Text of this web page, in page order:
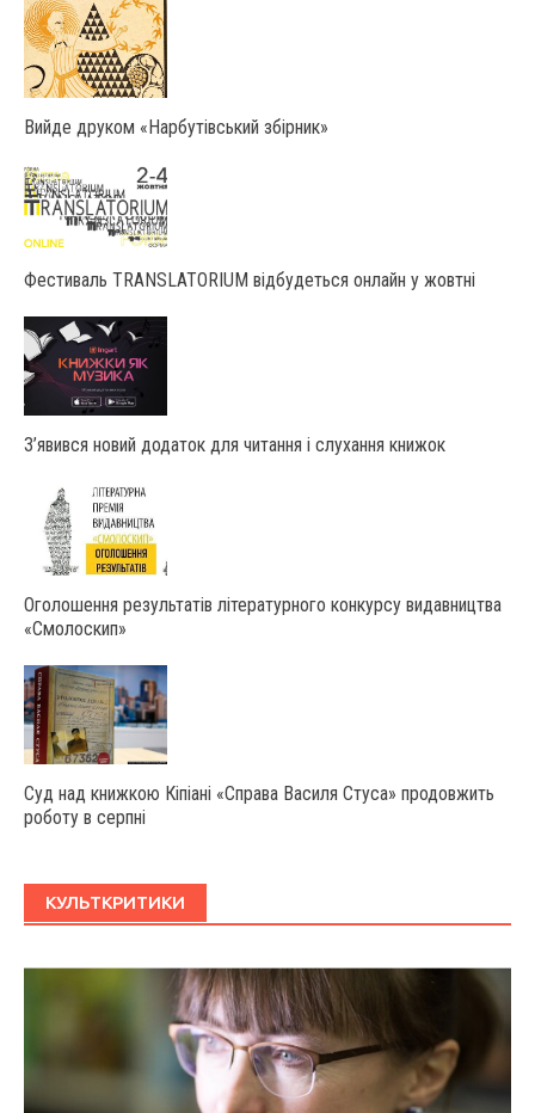
Вийде друком «Нарбутівський збірник»
Фестиваль TRANSLATORIUM відбудеться онлайн у жовтні
З’явився новий додаток для читання і слухання книжок
Оголошення результатів літературного конкурсу видавництва
«Смолоскип»
Суд над книжкою Кіпіані «Справа Василя Стуса» продовжить
роботу в серпні
КУЛЬТКРИТИКИ